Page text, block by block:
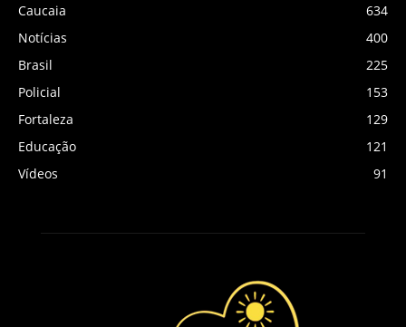
Caucaia
634
Notícias
400
Brasil
225
Policial
153
Fortaleza
129
Educação
121
Vídeos
91